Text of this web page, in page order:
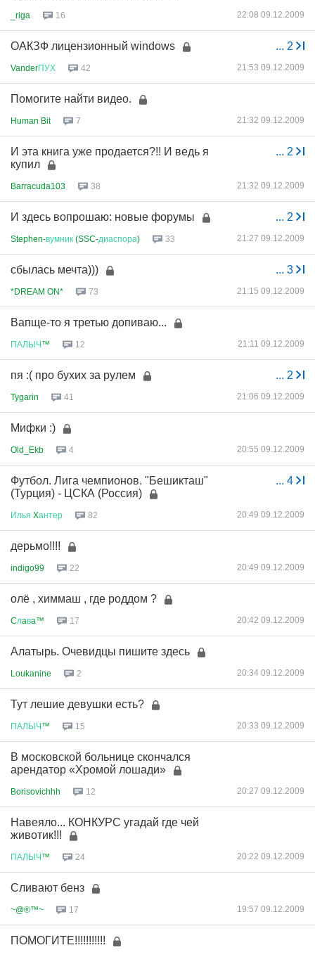
_riga 16 22:08 09.12.2009
... 2
ОАКЗФ лицензионный windows
VanderПУХ 42 21:53 09.12.2009
Помогите найти видео.
Human Bit 7 21:32 09.12.2009
... 2
И эта книга уже продается?!! И ведь я
купил
Barracuda103 38 21:32 09.12.2009
... 2
И здесь вопрошаю: новые форумы
Stephen-вумник (SSC-диаспора) 33 21:27 09.12.2009
... 3
сбылась мечта)))
*DREAM ON* 73 21:15 09.12.2009
Вапще-то я третью допиваю...
ПАЛЫЧ™ 12 21:11 09.12.2009
... 2
пя :( про бухих за рулем
Tygarin 41 21:06 09.12.2009
Мифки :)
Old_Ekb 4 20:55 09.12.2009
... 4
Футбол. Лига чемпионов. "Бешикташ"
(Турция) - ЦСКА (Россия)
Илья Xантер 82 20:49 09.12.2009
дерьмо!!!!
indigo99 22 20:49 09.12.2009
олё , химмаш , где роддом ?
Cлaвa™ 17 20:42 09.12.2009
Алатырь. Очевидцы пишите здесь
Loukanine 2 20:34 09.12.2009
Тут лешие девушки есть?
ПАЛЫЧ™ 15 20:33 09.12.2009
В московской больнице скончался
арендатор «Хромой лошади»
Borisovichhh 12 20:27 09.12.2009
Навеяло... КОНКУРС угадай где чей
животик!!!
ПАЛЫЧ™ 24 20:22 09.12.2009
Сливают бенз
~@®™~ 17 19:57 09.12.2009
ПОМОГИТЕ!!!!!!!!!!!